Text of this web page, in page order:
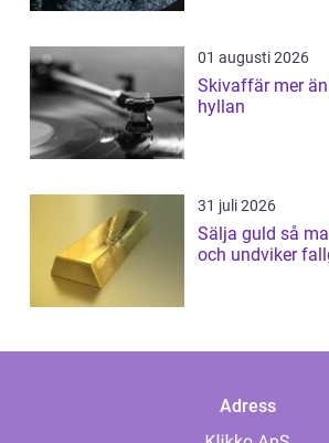
01 augusti 2026
Skivaffär mer än bara musik på
hyllan
31 juli 2026
Sälja guld så maximerar du värdet
och undviker
Adress